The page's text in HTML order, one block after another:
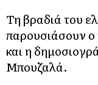
Τη βραδιά του
παρουσιάσουν
και η
Μπουζαλά.